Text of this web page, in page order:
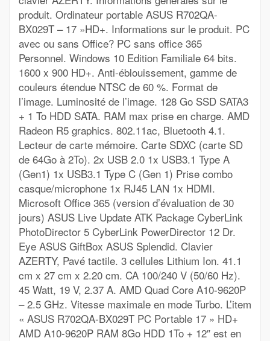
produit. Ordinateur portable ASUS R702QA-
BX029T – 17 »HD+. Informations sur le produit. PC
avec ou sans Office? PC sans office 365
Personnel. Windows 10 Edition Familiale 64 bits.
1600 x 900 HD+. Anti-éblouissement, gamme de
couleurs étendue NTSC de 60 %. Format de
l’image. Luminosité de l’image. 128 Go SSD SATA3
+ 1 To HDD SATA. RAM max prise en charge. AMD
Radeon R5 graphics. 802.11ac, Bluetooth 4.1.
Lecteur de carte mémoire. Carte SDXC (carte SD
de 64Go à 2To). 2x USB 2.0 1x USB3.1 Type A
(Gen1) 1x USB3.1 Type C (Gen 1) Prise combo
casque/microphone 1x RJ45 LAN 1x HDMI.
Microsoft Office 365 (version d’évaluation de 30
jours) ASUS Live Update ATK Package CyberLink
PhotoDirector 5 CyberLink PowerDirector 12 Dr.
Eye ASUS GiftBox ASUS Splendid. Clavier
AZERTY, Pavé tactile. 3 cellules Lithium Ion. 41.1
cm x 27 cm x 2.20 cm. CA 100/240 V (50/60 Hz).
45 Watt, 19 V, 2.37 A. AMD Quad Core A10-9620P
– 2.5 GHz. Vitesse maximale en mode Turbo. L’item
« ASUS R702QA-BX029T PC Portable 17 » HD+
AMD A10-9620P RAM 8Go HDD 1To + 12″ est en